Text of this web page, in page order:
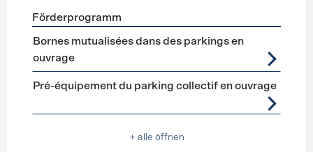
Förderprogramme Ladeinfrastruktur
Förderprogramm
Bornes mutualisées dans des parkings en
ouvrage
Pré-équipement du parking collectif en ouvrage
+ alle öffnen